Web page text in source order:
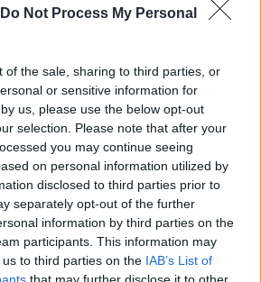
Do Not Process My Personal
of the sale, sharing to third parties, or
or sensitive information for
us, please use the below opt-out
selection. Please note that after your
you may continue seeing
on personal information utilized by
disclosed to third parties prior to
separately opt-out of the further
information by third parties on the
participants. This information may
to third parties on the IAB’s List of
that may further disclose it to other
ovo je osjećaj kao da ne možete
vam postaje otežano. Ovo je